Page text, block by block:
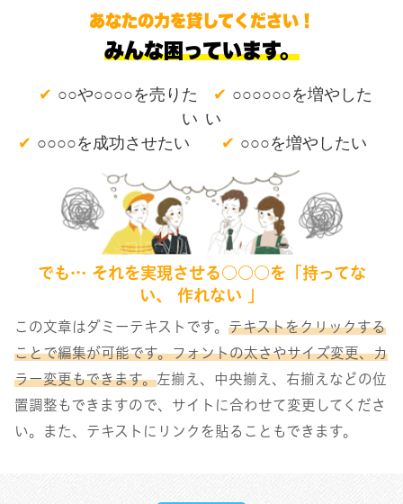
あなたの力を貸してください！
みんな困っています。
✔ ○○や○○○○を売りた
い
✔ ○○○○を成功させたい
✔ ○○○○○○を増やした
い
✔ ○○○を増やしたい
でも… それを実現させる○○○を「持ってな
い、 作れない 」
この文章はダミーテキストです。 テキストをクリックする
ことで編集が可能です。フォントの太さやサイズ変更、カ
ラー変更もできます。左揃え、中央揃え、右揃えなどの位
置調整もできますので、サイトに合わせて変更してくださ
い。また、テキストにリンクを貼ることもできます。